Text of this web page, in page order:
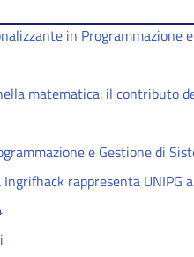
in Programmazione
matematica: il contributo
e Gestione di
rappresenta UNIPG